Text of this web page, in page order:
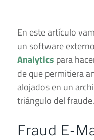
En este artículo
un software
Analytics para
de que permitiera
alojados en un
triángulo del fraude.
Fraud E-